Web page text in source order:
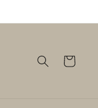
Carrito